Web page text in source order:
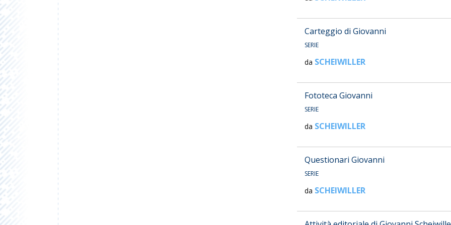
Carteggio di Giovanni
SERIE
da SCHEIWILLER
Fototeca Giovanni
SERIE
da SCHEIWILLER
Questionari Giovanni
SERIE
da SCHEIWILLER